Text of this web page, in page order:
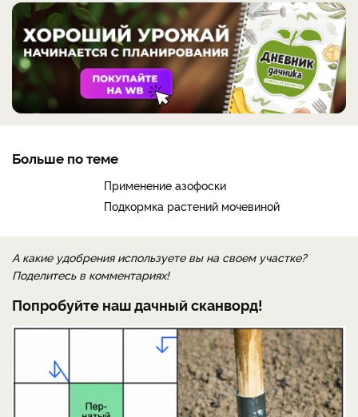
Больше по теме
Применение азофоски
Подкормка растений мочевиной
А какие удобрения используете вы на своем участке?
Поделитесь в комментариях!
Попробуйте наш дачный сканворд!